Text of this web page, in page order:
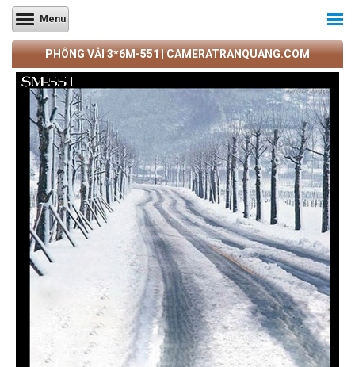
Menu
PHÔNG VẢI 3*6M-551 | CAMERATRANQUANG.COM